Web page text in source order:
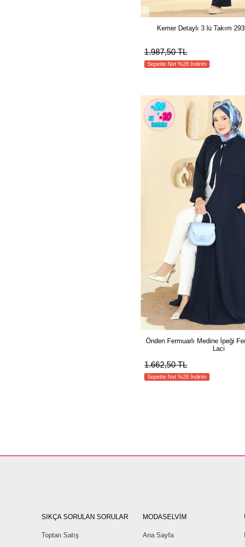
Kemer Detaylı 3 lü Takım
1.987,50 TL
Sepette Net %28 İndirim
Önden Fermuarlı Medine İpeği
Laci
1.662,50 TL
Sepette Net %28 İndirim
SIKÇA SORULAN SORULAR
Toptan Satış
MODASELVİM
Ana Sayfa